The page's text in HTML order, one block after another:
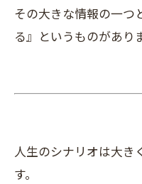
その大きな情報の一つ
る』というものがあり
人生のシナリオは大き
す。